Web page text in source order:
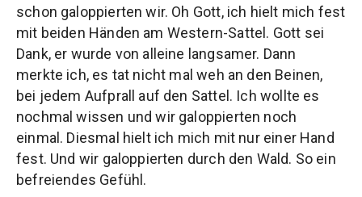
schon galoppierten wir. Oh Gott, ich hielt mich fest
mit beiden Händen am Western-Sattel. Gott sei
Dank, er wurde von alleine langsamer. Dann
merkte ich, es tat nicht mal weh an den Beinen,
bei jedem Aufprall auf den Sattel. Ich wollte es
nochmal wissen und wir galoppierten noch
einmal. Diesmal hielt ich mich mit nur einer Hand
fest. Und wir galoppierten durch den Wald. So ein
befreiendes Gefühl.